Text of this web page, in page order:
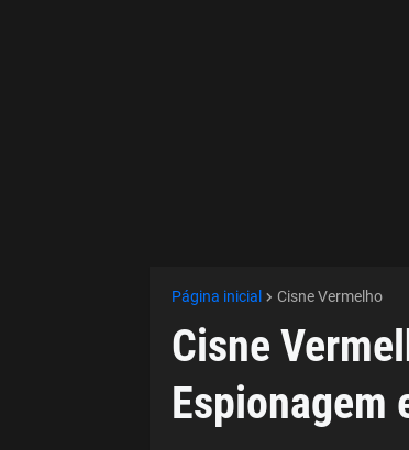
Página inicial Cisne Vermelho
Cisne
Espionagem